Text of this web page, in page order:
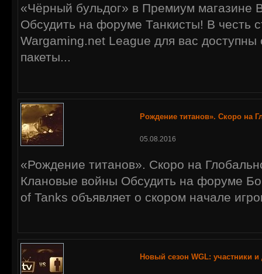
«Чёрный бульдог» в Премиум магазине
Обсудить на форуме Танкисты! В честь
Wargaming.net League для вас доступны
пакеты...
Рождение титанов». Скоро на
05.08.2016
«Рождение титанов». Скоро на
Клановые войны Обсудить на форуме
of Tanks объявляет о скором начале
Новый сезон WGL: участники и